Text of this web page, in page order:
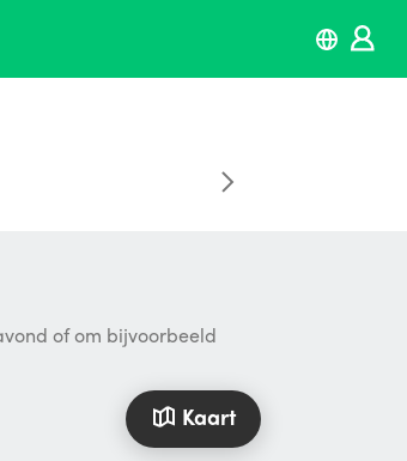
of om bijvoorbeeld
Kaart